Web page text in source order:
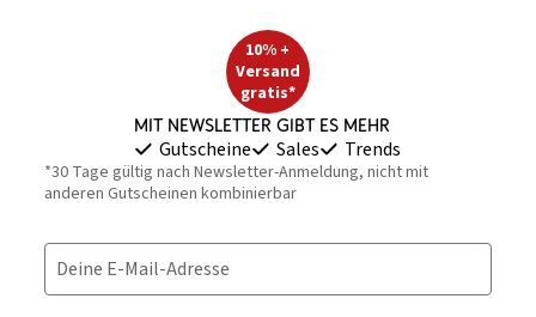
10% +
Versand
gratis*
Mit Newsletter gibt es mehr
Gutscheine Sales Trends
*30 Tage gültig nach Newsletter-Anmeldung, nicht mit
anderen Gutscheinen kombinierbar
Deine E-Mail-Adresse